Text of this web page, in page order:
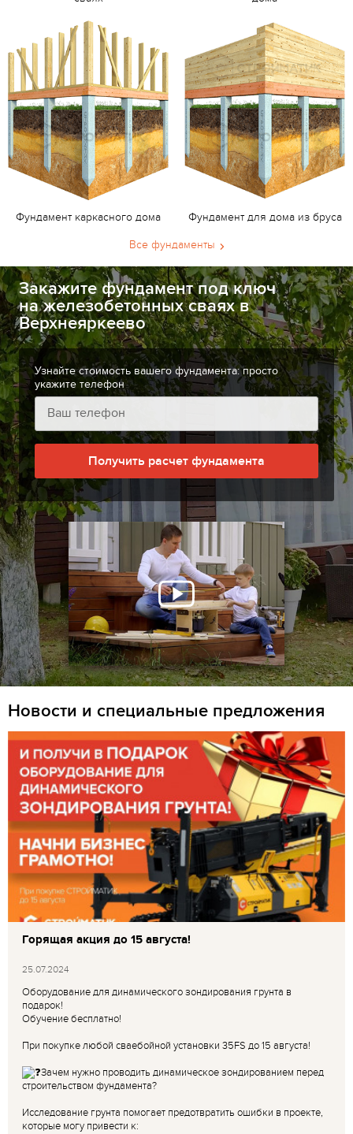
Фундамент каркасного дома Фундамент для дома из бруса
Все фундаменты
Закажите фундамент под ключ
на железобетонных сваях в
Верхнеяркеево
Узнайте стоимость вашего фундамента: просто
укажите телефон
Получить расчет фундамента
Новости и специальные предложения
Горящая акция до 15 августа!
25.07.2024
Оборудование для динамического зондирования грунта в
подарок!
Обучение бесплатно!
При покупке любой сваебойной установки 35FS до 15 августа!
Зачем нужно проводить динамическое зондированием перед
строительством фундамента?
Исследование грунта помогает предотвратить ошибки в проекте,
которые могу привести к: